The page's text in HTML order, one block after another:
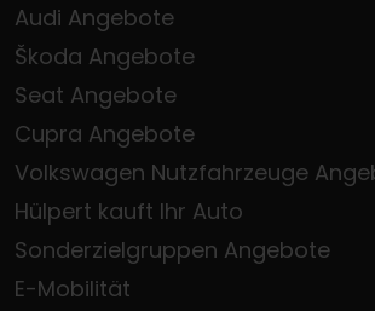
Audi Angebote
Škoda Angebote
Seat Angebote
Cupra Angebote
Volkswagen Nutzfahrzeuge
Hülpert kauft Ihr Auto
Sonderzielgruppen Angebote
E-Mobilität